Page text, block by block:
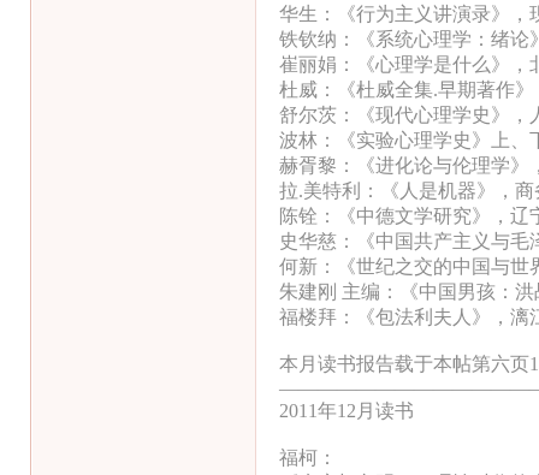
华生：《行为主义讲演录》，
铁钦纳：《系统心理学：绪论
崔丽娟：《心理学是什么》，
杜威：《杜威全集.早期著作
舒尔茨：《现代心理学史》，
波林：《实验心理学史》上、
赫胥黎：《进化论与伦理学》
拉.美特利：《人是机器》，商
陈铨：《中德文学研究》，辽
史华慈：《中国共产主义与
何新：《世纪之交的中国与世
朱建刚 主编：《中国男孩：
福楼拜：《包法利夫人》，漓
本月读书报告载于本帖第六页
2011年12月读书
福柯：